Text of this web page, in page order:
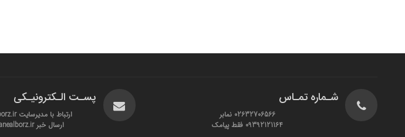
شـماره تمـاس
02632706566 نمابر
09392121164 فقط پیامک
پسـت الـکترونیـکی
ارتباط با مدیرسایت ahmadi@samanealborz.ir
ارسال خبر shahrvand@samanealborz.ir